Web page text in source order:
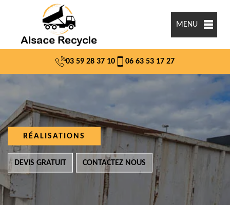
MENU
03 59 28 37 10 06 63 53 17 27
RÉALISATIONS
DEVIS GRATUIT CONTACTEZ NOUS